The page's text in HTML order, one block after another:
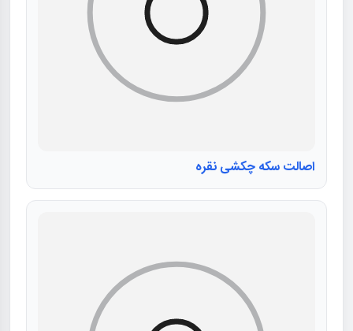
اصالت سکه چکشی نقره